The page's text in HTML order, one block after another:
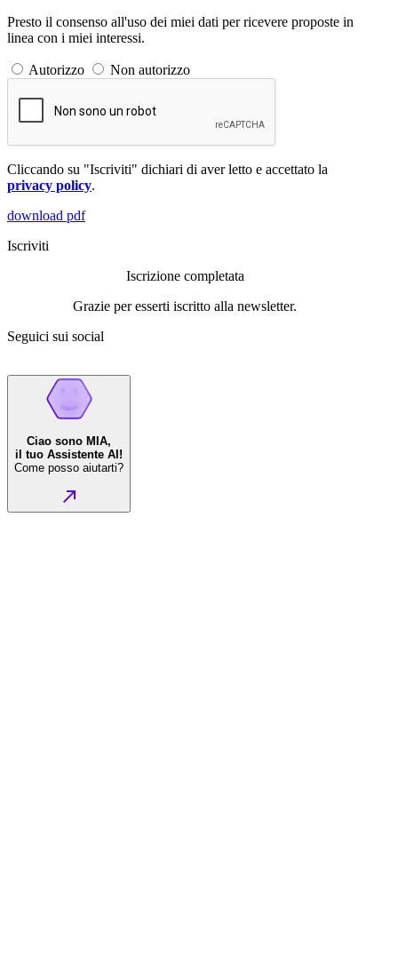
Presto il consenso all'uso dei miei dati per ricevere proposte in
linea con i miei interessi.
Autorizzo Non autorizzo
Cliccando su "Iscriviti" dichiari di aver letto e accettato la
privacy policy.
download pdf
Iscriviti
Iscrizione completata
Grazie per esserti iscritto alla newsletter.
Seguici sui social
Ciao sono MIA,
il tuo Assistente AI!
Come posso aiutarti?